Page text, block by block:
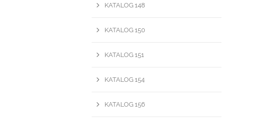
KATALOG 148
KATALOG 150
KATALOG 151
KATALOG 154
KATALOG 156